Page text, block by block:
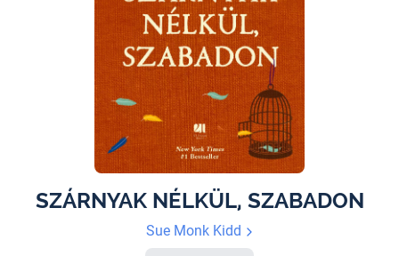
SZÁRNYAK NÉLKÜL, SZABADON
Sue Monk Kidd